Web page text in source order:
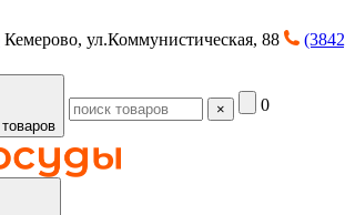
Кемерово, ул.Коммунистическая, 88
× 0